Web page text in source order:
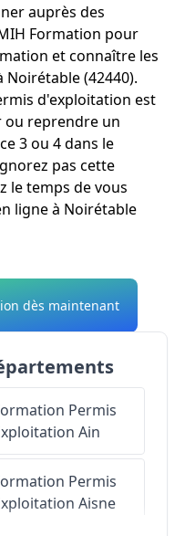
auprès des
Formation pour
et connaître les
(42440).
d'exploitation est
ou reprendre un
3 ou 4 dans le
pas cette
le temps de vous
ligne à Noirétable
dès maintenant
Permis
Ain
Permis
Aisne